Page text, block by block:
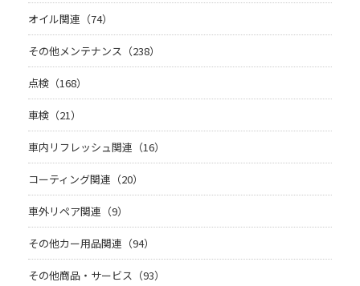
オイル関連（74）
その他メンテナンス（238）
点検（168）
車検（21）
車内リフレッシュ関連（16）
コーティング関連（20）
車外リペア関連（9）
その他カー用品関連（94）
その他商品・サービス（93）